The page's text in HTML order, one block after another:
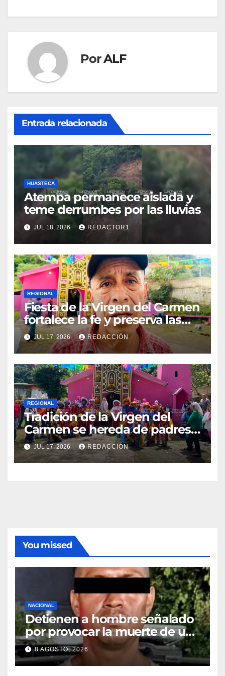
entradas
PorALF
Entrada relacionada
HUASTECA
Atempa permanece aislada y
teme derrumbes por las lluvias
JUL 18, 2026 REDACTOR1
REGIONAL
Fiesta de la Virgen del Carmen
fortalece la fe y preserva las
tradiciones en El Esquilón
JUL 17, 2026 REDACCIÓN
REGIONAL
Tradición de la Virgen del
Carmen se hereda de padres a
hijos en El Esquilón, Jilotepec
JUL 17, 2026 REDACCIÓN
You missed
NACIONAL
Detienen a hombre señalado
por provocar la muerte de un
adulto mayor
8 AGOSTO, 2026